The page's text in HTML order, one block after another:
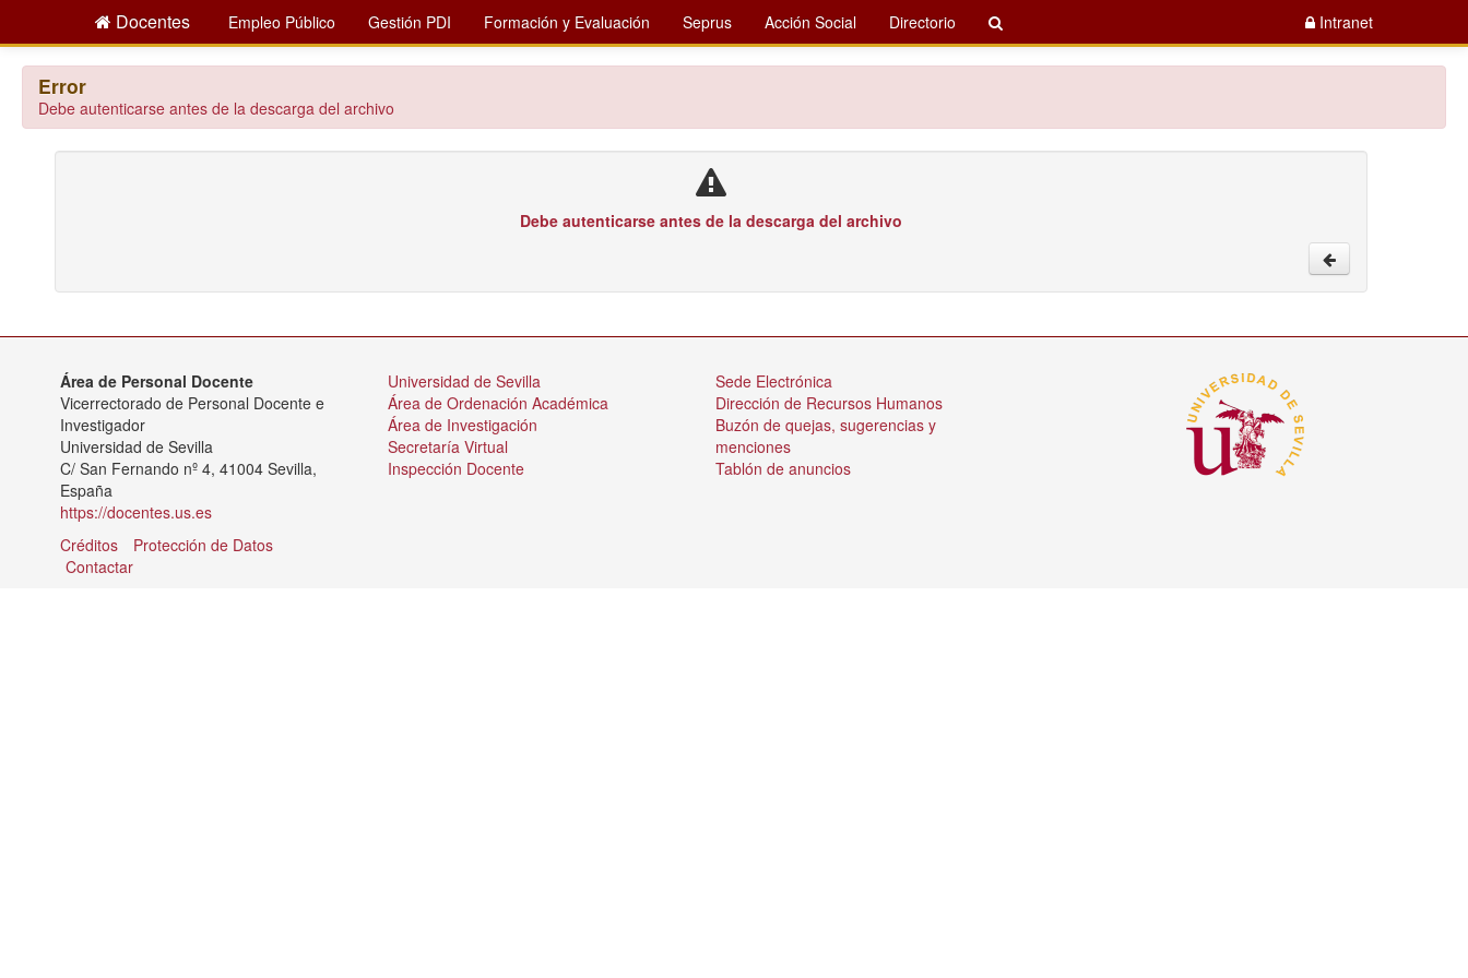
Docentes Intranet
Empleo Público Gestión PDI Formación y Evaluación Seprus Acción Social Directorio
Error
Debe autenticarse antes de la descarga del archivo
Debe autenticarse antes de la descarga del archivo
Área de Personal Docente
Vicerrectorado de Personal Docente e
Investigador
Universidad de Sevilla
C/ San Fernando nº 4, 41004 Sevilla,
España
https://docentes.us.es
Créditos
Protección de Datos
Contactar
Universidad de Sevilla
Área de Ordenación Académica
Área de Investigación
Secretaría Virtual
Inspección Docente
Sede Electrónica
Dirección de Recursos Humanos
Buzón de quejas, sugerencias y
menciones
Tablón de anuncios